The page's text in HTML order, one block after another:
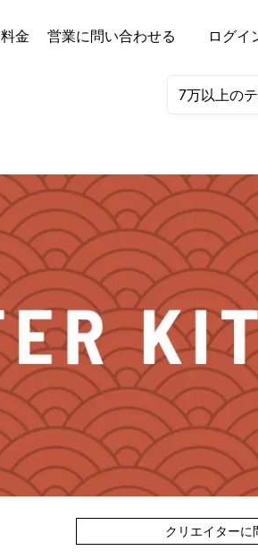
料金 営業に問い合わせる ログイ
クリエイターに